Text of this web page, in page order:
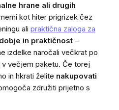
hrane ali drugih
kot hiter prigrizek čez
ali praktična zaloga za
in praktičnost –
izdelke naročali večkrat po
v večjem paketu. Če torej
in hkrati želite nakupovati
združiti prijetno s